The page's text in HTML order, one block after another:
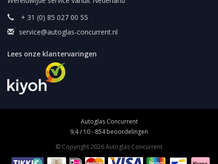
+ 31 (0) 85 027 00 55
service@autoglas-concurrent.nl
Lees onze klantervaringen
Autoglas Concurrent
9,4/ 10- 854beoordelingen
© Copyright 2026 Autoglas Concurrent